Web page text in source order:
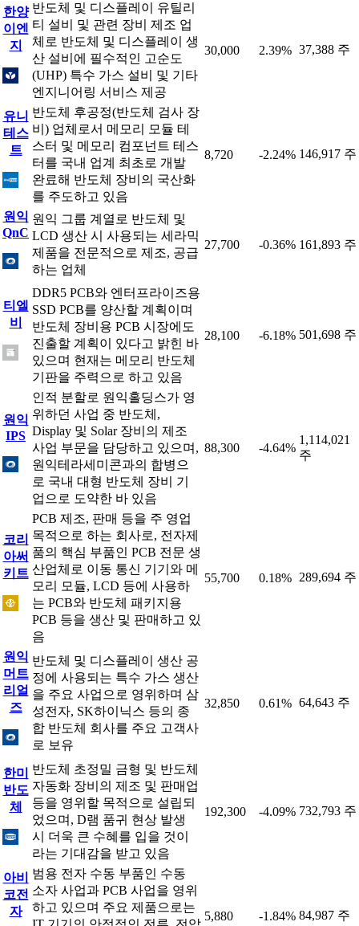
한양
이엔
지
반도체 및 디스플레이 유틸리
티 설비 및 관련 장비 제조 업
체로 반도체 및 디스플레이 생
산 설비에 필수적인 고순도
(UHP) 특수 가스 설비 및 기타
엔지니어링 서비스 제공
30,000 2.39% 37,388 주
유니
테스
트
반도체 후공정(반도체 검사 장
비) 업체로서 메모리 모듈 테
스터 및 메모리 컴포넌트 테스
터를 국내 업계 최초로 개발
완료해 반도체 장비의 국산화
를 주도하고 있음
8,720 -2.24% 146,917 주
원익
QnC
원익 그룹 계열로 반도체 및
LCD 생산 시 사용되는 세라믹
제품을 전문적으로 제조, 공급
하는 업체
27,700 -0.36% 161,893 주
티엘
비
DDR5 PCB와 엔터프라이즈용
SSD PCB를 양산할 계획이며
반도체 장비용 PCB 시장에도
진출할 계획이 있다고 밝힌 바
있으며 현재는 메모리 반도체
기판을 주력으로 하고 있음
28,100 -6.18% 501,698 주
원익
IPS
인적 분할로 원익홀딩스가 영
위하던 사업 중 반도체,
Display 및 Solar 장비의 제조
사업 부문을 담당하고 있으며,
원익테라세미콘과의 합병으
로 국내 대형 반도체 장비 기
업으로 도약한 바 있음
88,300 -4.64%
1,114,021
주
코리
아써
키트
PCB 제조, 판매 등을 주 영업
목적으로 하는 회사로, 전자제
품의 핵심 부품인 PCB 전문 생
산업체로 이동 통신 기기와 메
모리 모듈, LCD 등에 사용하
는 PCB와 반도체 패키지용
PCB 등을 생산 및 판매하고 있
음
55,700 0.18% 289,694 주
원익
머트
리얼
즈
반도체 및 디스플레이 생산 공
정에 사용되는 특수 가스 생산
을 주요 사업으로 영위하며 삼
성전자, SK하이닉스 등의 종
합 반도체 회사를 주요 고객사
로 보유
32,850 0.61% 64,643 주
한미
반도
체
반도체 초정밀 금형 및 반도체
자동화 장비의 제조 및 판매업
등을 영위할 목적으로 설립되
었으며, D램 품귀 현상 발생
시 더욱 큰 수혜를 입을 것이
라는 기대감을 받고 있음
192,300 -4.09% 732,793 주
아비
코전
자
범용 전자 수동 부품인 수동
소자 사업과 PCB 사업을 영위
하고 있으며 주요 제품으로는
5,880 -1.84% 84,987 주